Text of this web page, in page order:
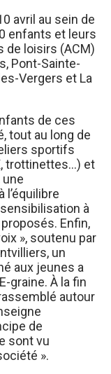
avril au sein de
enfants et leurs
de loisirs (ACM)
Pont-Sainte-
Vergers et La
de ces
tout au long de
sportifs
trottinettes…) et
une
à
Enfin,
», soutenu par
un
aux jeunes a
graine. À la fin
autour
de
sont vu
».